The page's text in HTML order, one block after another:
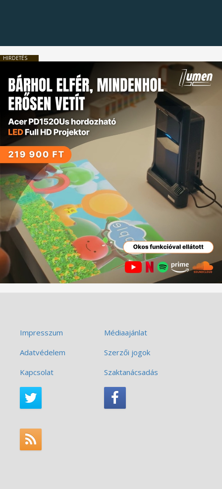
HIRDETÉS
Impresszum
Médiaajánlat
Adatvédelem
Szerzői jogok
Kapcsolat
Szaktanácsadás